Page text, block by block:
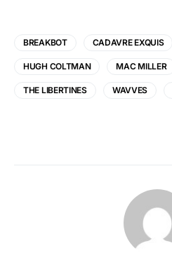
BREAKBOT CADAVRE EXQUIS
HUGH COLTMAN MAC MILLER
THE LIBERTINES WAVVES